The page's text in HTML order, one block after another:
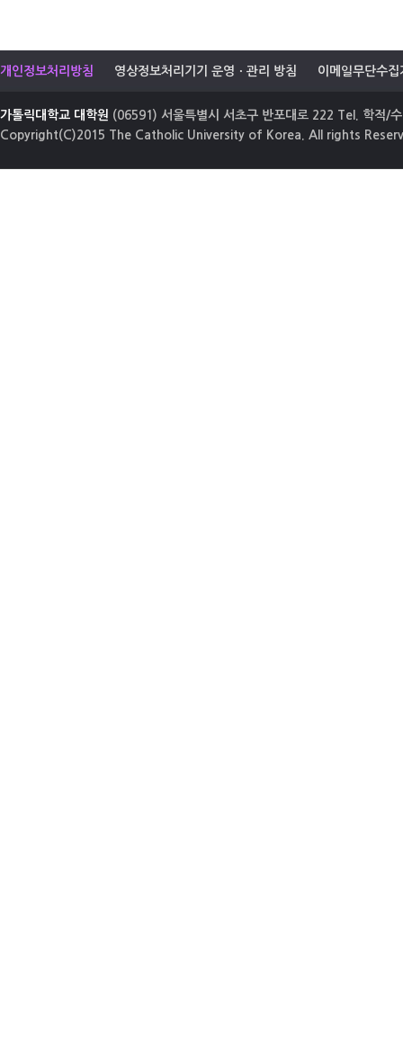
개인정보처리방침 영상정보처리기기 운영ㆍ관리 방침 이메일무단수집
가톨릭대학교 대학원 (06591) 서울특별시 서초구 반포대로 222 Tel. 학적/
Copyright(C)2015 The Catholic University of Korea. All rights